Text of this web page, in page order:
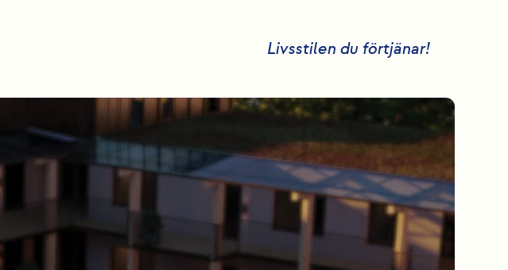
Livsstilen du förtjänar!